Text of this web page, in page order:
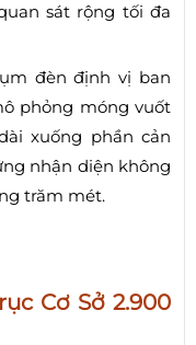
sát rộng tối đa
đèn định vị ban
phỏng móng vuốt
xuống phần cản
nhận diện không
trăm mét.
Cơ Sở 2.900